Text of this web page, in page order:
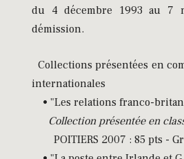
du 4 décembre 1993 au 7
démission.
Collections présentées en
internationales
• "Les relations franco-
Collection présentée en
POITIERS 2007 : 85 pts -